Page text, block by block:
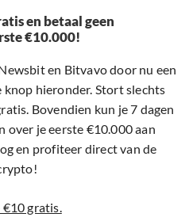
en betaal geen
€10.000!
en Bitvavo door nu een
knop hieronder. Stort slechts
Bovendien kun je 7 dagen
over je eerste €10.000 aan
en profiteer direct van de
€10 gratis.